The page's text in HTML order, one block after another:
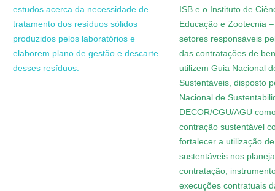
estudos acerca da necessidade de
tratamento dos resíduos sólidos
produzidos pelos laboratórios e
elaborem plano de gestão e descarte
desses resíduos.
ISB e o Instituto de
Educação e Zootecnia
setores responsáveis
das contratações de
utilizem Guia Nacional
Sustentáveis, disposto
Nacional de
DECOR/CGU/AGU
contração sustentável
fortalecer a utilização
sustentáveis nos
contratação,
execuções contratuais